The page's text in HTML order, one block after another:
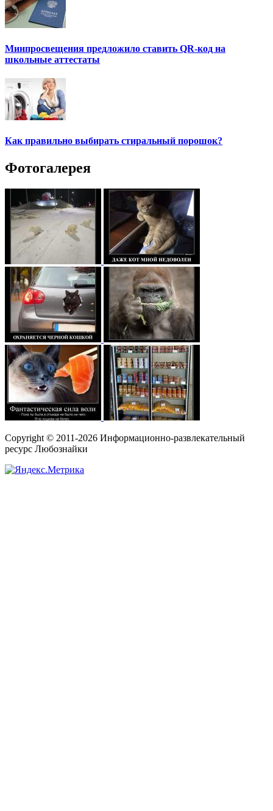
Минпросвещения предложило ставить QR-код на
школьные аттестаты
Как правильно выбирать стиральный порошок?
Фотогалерея
Copyright © 2011-2026 Информационно-развлекательный
ресурс Любознайки